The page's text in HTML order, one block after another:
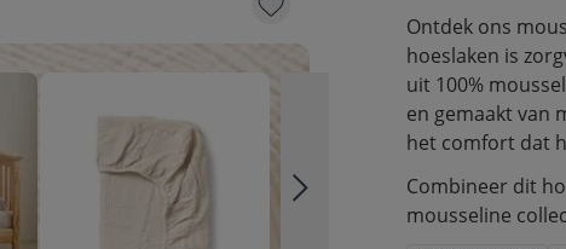
Ontdek ons
hoeslaken is
uit 100%
en gemaakt van
het comfort dat
Combineer dit
mousseline